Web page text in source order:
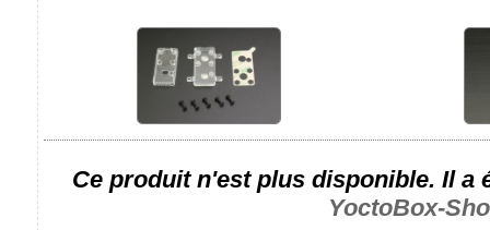
Ce produit n'est plus disponible. Il a
YoctoBox-